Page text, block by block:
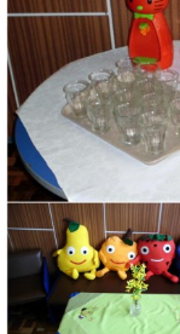
SMERNICE
ČO NÁS ČAKÁ V
ZAUJÍMAVOSTI
ORGANIZÁCIA DŇA